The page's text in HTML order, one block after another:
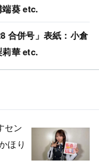
端葵 etc.
合併号」表紙：小倉
莉華 etc.
セン
ほり